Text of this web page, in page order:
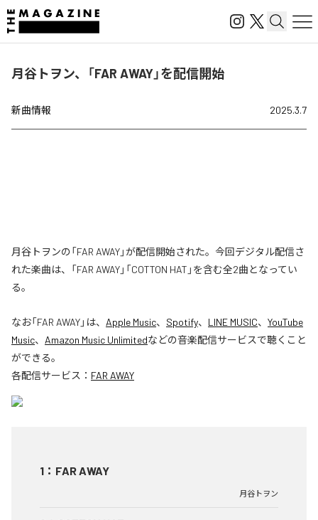
月谷トヲン、「FAR AWAY」を配信開始
新曲情報 2025.3.7
月谷トヲンの「FAR AWAY」が配信開始された。今回デジタル配信さ
れた楽曲は、「FAR AWAY」「COTTON HAT」を含む全2曲となってい
る。
なお「FAR AWAY」は、 Apple Music、 Spotify、 LINE MUSIC、 YouTube
Music、 Amazon Music Unlimitedなどの音楽配信サービスで聴くこと
ができる。
各配信サービス： FAR AWAY
1 ： FAR AWAY
月谷トヲン